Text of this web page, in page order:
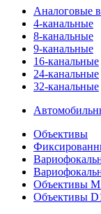
Аналоговые
4-канальные
8-канальные
9-канальные
16-канальные
24-канальные
32-канальные
Объективы
Объективы
Объективы